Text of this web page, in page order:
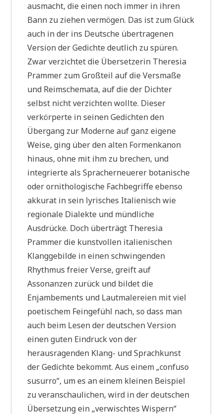
ausmacht, die einen noch immer in ihren
Bann zu ziehen vermögen. Das ist zum Glück
auch in der ins Deutsche übertragenen
Version der Gedichte deutlich zu spüren.
Zwar verzichtet die Übersetzerin Theresia
Prammer zum Großteil auf die Versmaße
und Reimschemata, auf die der Dichter
selbst nicht verzichten wollte. Dieser
verkörperte in seinen Gedichten den
Übergang zur Moderne auf ganz eigene
Weise, ging über den alten Formenkanon
hinaus, ohne mit ihm zu brechen, und
integrierte als Spracherneuerer botanische
oder ornithologische Fachbegriffe ebenso
akkurat in sein lyrisches Italienisch wie
regionale Dialekte und mündliche
Ausdrücke. Doch überträgt Theresia
Prammer die kunstvollen italienischen
Klanggebilde in einen schwingenden
Rhythmus freier Verse, greift auf
Assonanzen zurück und bildet die
Enjambements und Lautmalereien mit viel
poetischem Feingefühl nach, so dass man
auch beim Lesen der deutschen Version
einen guten Eindruck von der
herausragenden Klang- und Sprachkunst
der Gedichte bekommt. Aus einem „confuso
susurro“, um es an einem kleinen Beispiel
zu veranschaulichen, wird in der deutschen
Übersetzung ein „verwischtes Wispern“